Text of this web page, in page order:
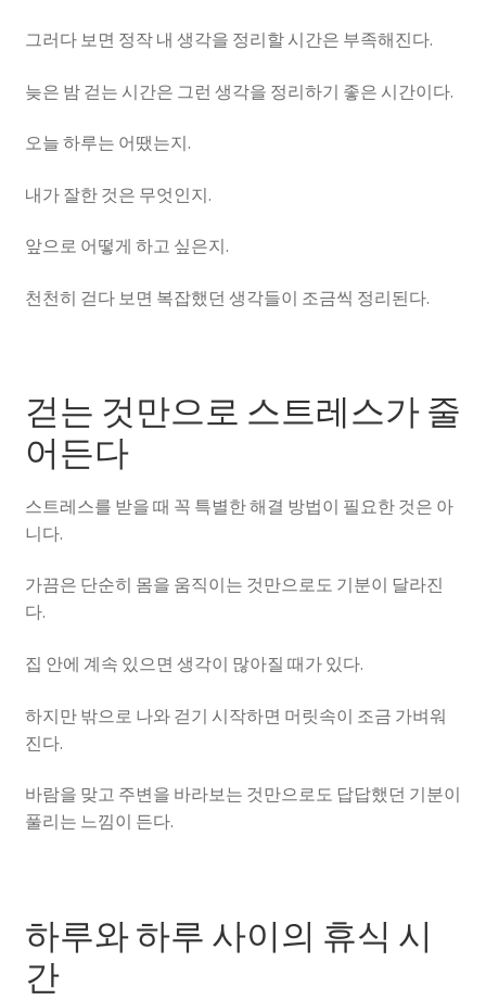
그러다 보면 정작 내 생각을 정리할 시간은 부족해진다.
늦은 밤 걷는 시간은 그런 생각을 정리하기 좋은 시간이다.
오늘 하루는 어땠는지.
내가 잘한 것은 무엇인지.
앞으로 어떻게 하고 싶은지.
천천히 걷다 보면 복잡했던 생각들이 조금씩 정리된다.
걷는 것만으로 스트레스가 줄
어든다
스트레스를 받을 때 꼭 특별한 해결 방법이 필요한 것은 아
니다.
가끔은 단순히 몸을 움직이는 것만으로도 기분이 달라진
다.
집 안에 계속 있으면 생각이 많아질 때가 있다.
하지만 밖으로 나와 걷기 시작하면 머릿속이 조금 가벼워
진다.
바람을 맞고 주변을 바라보는 것만으로도 답답했던 기분이
풀리는 느낌이 든다.
하루와 하루 사이의 휴식 시
간